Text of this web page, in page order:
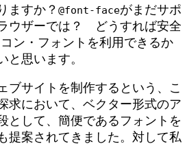
ますか？ @font-faceがまだサポ
ウザーでは？ どうすれば安全
ン・フォントを利用できるか
と思います。
ブサイトを制作するという、こ
求において、ベクター形式のア
として、簡便であるフォントを
提案されてきました。対して私